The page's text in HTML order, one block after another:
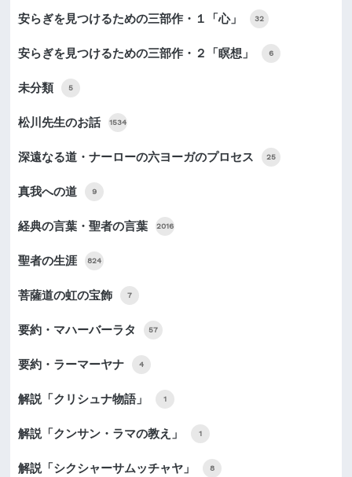
安らぎを見つけるための三部作・１「心」 32
安らぎを見つけるための三部作・２「瞑想」 6
未分類 5
松川先生のお話 1534
深遠なる道・ナーローの六ヨーガのプロセス 25
真我への道 9
経典の言葉・聖者の言葉 2016
聖者の生涯 824
菩薩道の虹の宝飾 7
要約・マハーバーラタ 57
要約・ラーマーヤナ 4
解説「クリシュナ物語」 1
解説「クンサン・ラマの教え」 1
解説「シクシャーサムッチャヤ」 8